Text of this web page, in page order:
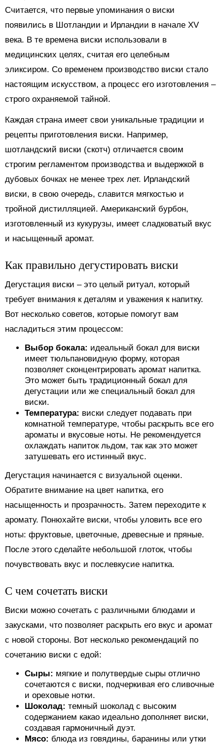
Считается, что первые упоминания о виски
появились в Шотландии и Ирландии в начале XV
века. В те времена виски использовали в
медицинских целях, считая его целебным
эликсиром. Со временем производство виски стало
настоящим искусством, а процесс его изготовления –
строго охраняемой тайной.
Каждая страна имеет свои уникальные традиции и
рецепты приготовления виски. Например,
шотландский виски (скотч) отличается своим
строгим регламентом производства и выдержкой в
дубовых бочках не менее трех лет. Ирландский
виски, в свою очередь, славится мягкостью и
тройной дистилляцией. Американский бурбон,
изготовленный из кукурузы, имеет сладковатый вкус
и насыщенный аромат.
Как правильно дегустировать виски
Дегустация виски – это целый ритуал, который
требует внимания к деталям и уважения к напитку.
Вот несколько советов, которые помогут вам
насладиться этим процессом:
Выбор бокала: идеальный бокал для виски
имеет тюльпановидную форму, которая
позволяет сконцентрировать аромат напитка.
Это может быть традиционный бокал для
дегустации или же специальный бокал для
виски.
Температура: виски следует подавать при
комнатной температуре, чтобы раскрыть все его
ароматы и вкусовые ноты. Не рекомендуется
охлаждать напиток льдом, так как это может
затушевать его истинный вкус.
Дегустация начинается с визуальной оценки.
Обратите внимание на цвет напитка, его
насыщенность и прозрачность. Затем переходите к
аромату. Понюхайте виски, чтобы уловить все его
ноты: фруктовые, цветочные, древесные и пряные.
После этого сделайте небольшой глоток, чтобы
почувствовать вкус и послевкусие напитка.
С чем сочетать виски
Виски можно сочетать с различными блюдами и
закусками, что позволяет раскрыть его вкус и аромат
с новой стороны. Вот несколько рекомендаций по
сочетанию виски с едой:
Сыры: мягкие и полутвердые сыры отлично
сочетаются с виски, подчеркивая его сливочные
и ореховые нотки.
Шоколад: темный шоколад с высоким
содержанием какао идеально дополняет виски,
создавая гармоничный дуэт.
Мясо: блюда из говядины, баранины или утки